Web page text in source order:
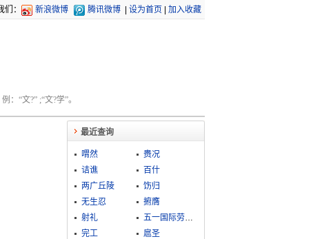
们： 新浪微博 腾讯微博 设为首页 加入收藏
“文?” ;“文?学”。
最近查询
喟然
赉况
诘谯
百什
两广丘陵
饬归
无生忍
捬膺
射礼
五一国际劳动节
完工
扈圣